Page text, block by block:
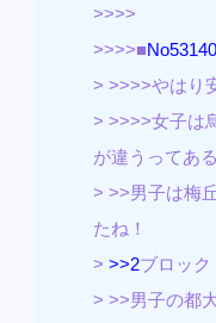
>>>>
>>>>■No53140
> >>>>やはり
> >>>>女子は
が違うってあ
> >>男子は梅
たね！
> >>2ブロック
> >>男子の都